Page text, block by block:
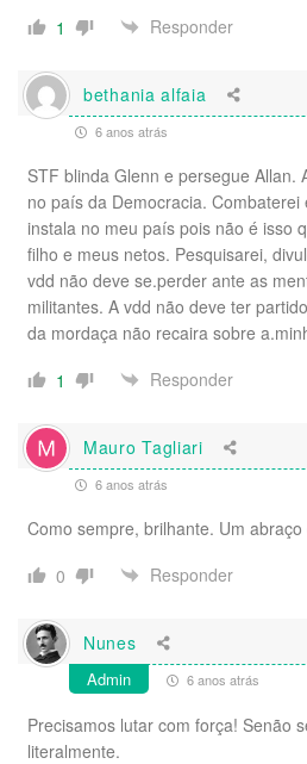
1
Responder
bethania alfaia
6 anos atrás
STF blinda Glenn e persegue Allan.
no país da Democracia. Combaterei
instala no meu país pois não é isso
filho e meus netos. Pesquisarei,
vdd não deve se.perder ante as
militantes. A vdd não deve ter
da mordaça não recaira sobre
1
Responder
Mauro Tagliari
6 anos atrás
Como sempre, brilhante. Um
0
Responder
Nunes
Admin 6 anos atrás
Precisamos lutar com força! Senão
literalmente.